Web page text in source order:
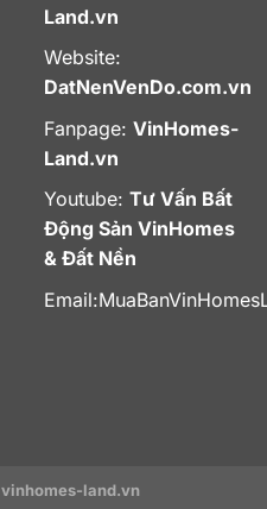
Land.vn
Website:
DatNenVenDo.com.vn
Fanpage: VinHomes-
Land.vn
Youtube: Tư Vấn Bất
Động Sản VinHomes
& Đất Nền
Email:
vinhomes-land.vn